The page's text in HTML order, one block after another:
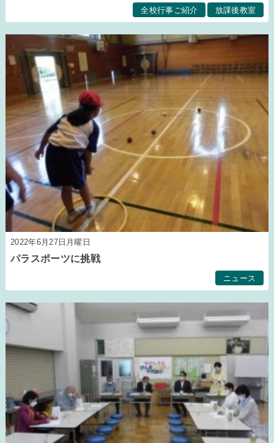
全校行事ご紹介 放課後教室
2022年6月27日月曜日
パラスポーツに挑戦
ニュース